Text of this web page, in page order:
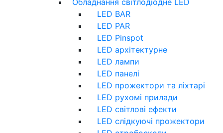
LED BAR
LED PAR
LED Pinspot
LED архітектурне
LED лампи
LED панелі
LED прожектори та ліхтарі
LED рухомі прилади
LED світлові ефекти
LED слідкуючі прожектори